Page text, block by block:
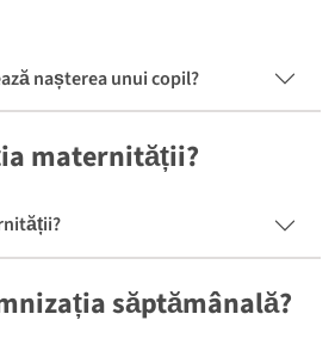
nașterea unui copil?
maternității?
săptămânală?